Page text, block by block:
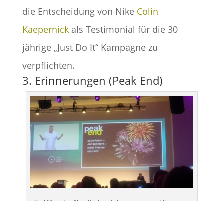
die Entscheidung von Nike Colin
Kaepernickals Testimonial für die 30
jährige „Just Do It“ Kampagne zu
verpflichten.
3. Erinnerungen (Peak End)